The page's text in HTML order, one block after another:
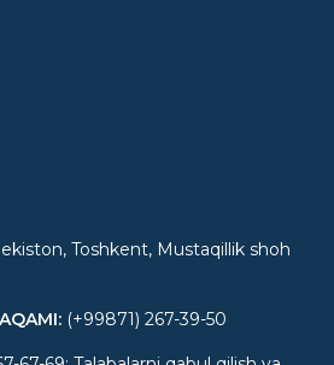
Toshkent, Mustaqillik shoh
: (+99871) 267-39-50